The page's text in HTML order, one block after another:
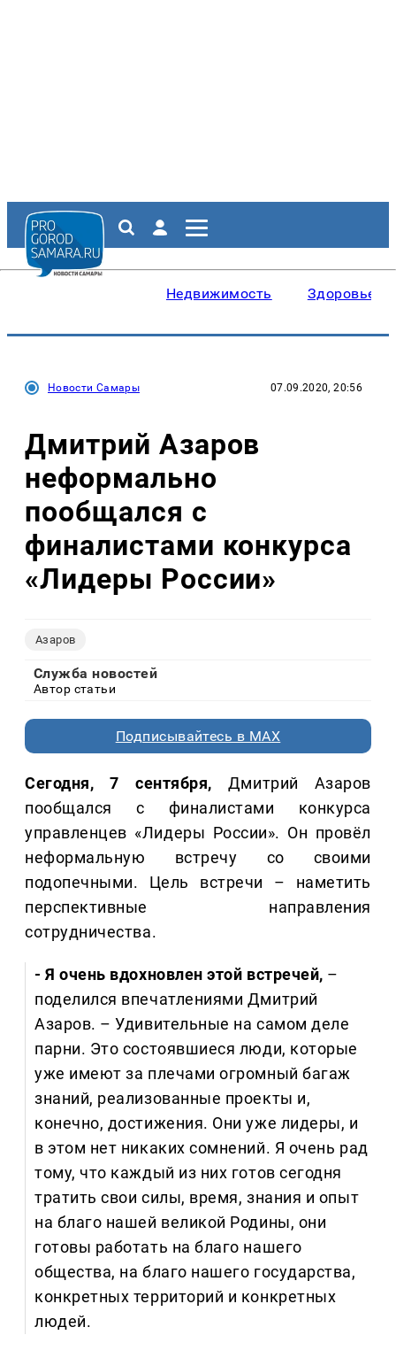
Недвижимость Здоровье
Новости Самары 07.09.2020, 20:56
Дмитрий Азаров
неформально
пообщался с
финалистами конкурса
«Лидеры России»
Азаров
Служба новостей
Автор статьи
Подписывайтесь в MAX
Сегодня, 7 сентября, Дмитрий Азаров
пообщался с финалистами конкурса
управленцев «Лидеры России». Он провёл
неформальную встречу со своими
подопечными. Цель встречи – наметить
перспективные направления
сотрудничества.
- Я очень вдохновлен этой встречей, –
поделился впечатлениями Дмитрий
Азаров. – Удивительные на самом деле
парни. Это состоявшиеся люди, которые
уже имеют за плечами огромный багаж
знаний, реализованные проекты и,
конечно, достижения. Они уже лидеры, и
в этом нет никаких сомнений. Я очень рад
тому, что каждый из них готов сегодня
тратить свои силы, время, знания и опыт
на благо нашей великой Родины, они
готовы работать на благо нашего
общества, на благо нашего государства,
конкретных территорий и конкретных
людей.